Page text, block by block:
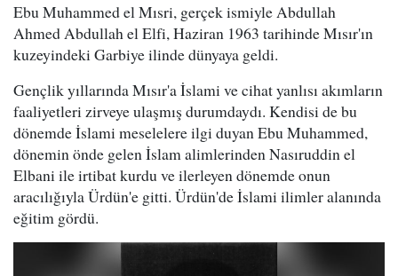
Ebu Muhammed el Mısri, gerçek ismiyle Abdullah
Ahmed Abdullah el Elfi, Haziran 1963 tarihinde Mısır'ın
kuzeyindeki Garbiye ilinde dünyaya geldi.
Gençlik yıllarında Mısır'a İslami ve cihat yanlısı akımların
faaliyetleri zirveye ulaşmış durumdaydı. Kendisi de bu
dönemde İslami meselelere ilgi duyan Ebu Muhammed,
dönemin önde gelen İslam alimlerinden Nasıruddin el
Elbani ile irtibat kurdu ve ilerleyen dönemde onun
aracılığıyla Ürdün'e gitti. Ürdün'de İslami ilimler alanında
eğitim gördü.